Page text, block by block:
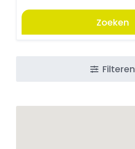
Zoeken
Filteren